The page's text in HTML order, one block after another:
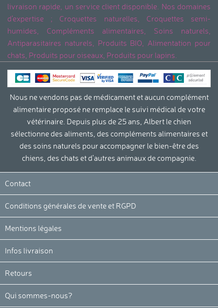
livraison rapide, un service client disponible. Nos domaines
d'expertise ; Croquettes naturelles, Croquettes semi-
humides, Compléments alimentaires, Soins naturels,
Antiparasitaires naturels, Produits BIO, Alimentation pour
chats, Produits pour oiseaux, Produits pour lapins.
Nous ne vendons pas de médicament et aucun complément
alimentaire proposé ne remplace le suivi médical de votre
vétérinaire. Depuis plus de 25 ans, Albert le chien
sélectionne des aliments, des compléments alimentaires et
des soins naturels pour accompagner le bien-être des
chiens, des chats et d'autres animaux de compagnie.
Contact
Conditions générales de vente et RGPD
Mentions légales
Infos livraison
Retours
Qui sommes-nous?